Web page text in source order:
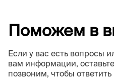
Поможем в
Если у вас есть вопросы
вам информации,
позвоним, чтобы